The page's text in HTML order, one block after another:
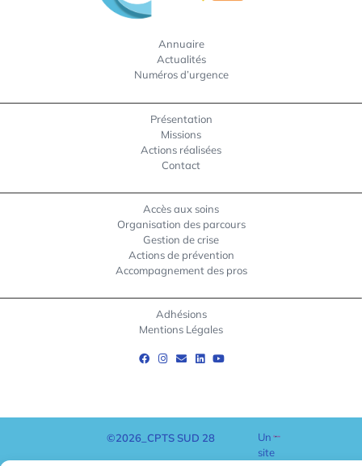
Annuaire
Actualités
Numéros d’urgence
Présentation
Missions
Actions réalisées
Contact
Accès aux soins
Organisation des parcours
Gestion de crise
Actions de prévention
Accompagnement des pros
Adhésions
Mentions Légales
©2026_CPTS SUD 28
Un
site